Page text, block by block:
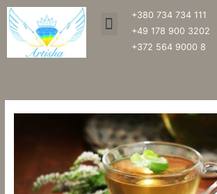
Zum
Inhalt
springen
Menu
+380 734 734 111
+49 178 900 3202
+372 564 9000 8